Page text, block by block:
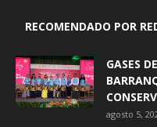
RECOMENDADO POR
GASES
agosto 5,